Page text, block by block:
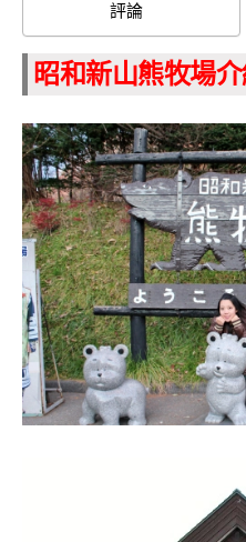
評論
昭和新山熊牧場